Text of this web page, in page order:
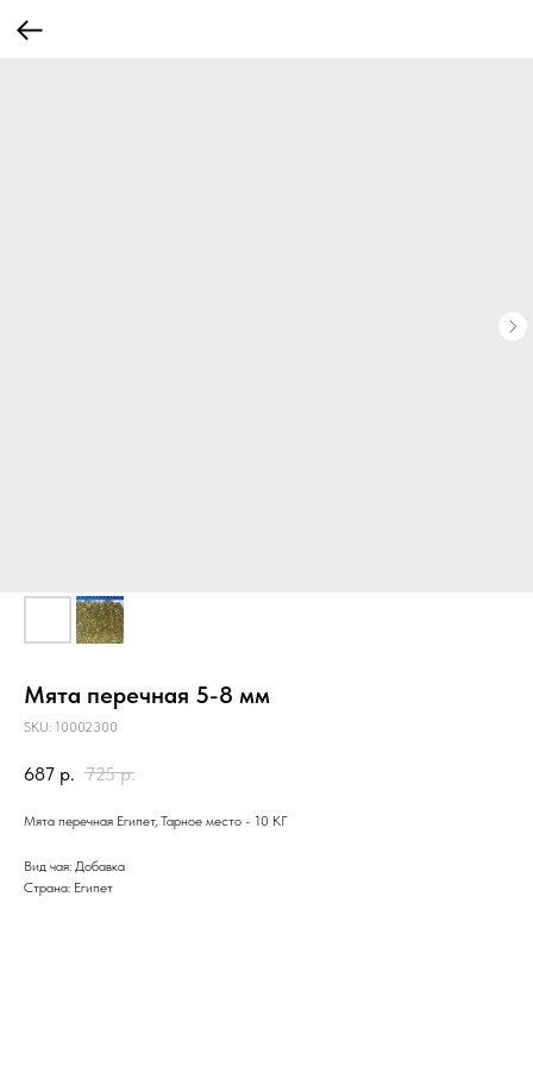
Мята перечная 5-8 мм
SKU: 10002300
687 р. 725 р.
Мята перечная Египет, Тарное место - 10 КГ
Вид чая: Добавка
Страна: Египет